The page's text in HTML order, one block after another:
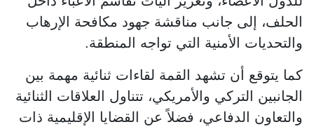
الحلف، إلى جانب مناقشة جهود مكافحة الإرهاب
والتحديات الأمنية التي تواجه المنطقة.
كما يتوقع أن تشهد القمة لقاءات ثنائية مهمة بين
الجانبين التركي والأمريكي، تتناول العلاقات الثنائية
والتعاون الدفاعي، فضلاً عن القضايا الإقليمية ذات